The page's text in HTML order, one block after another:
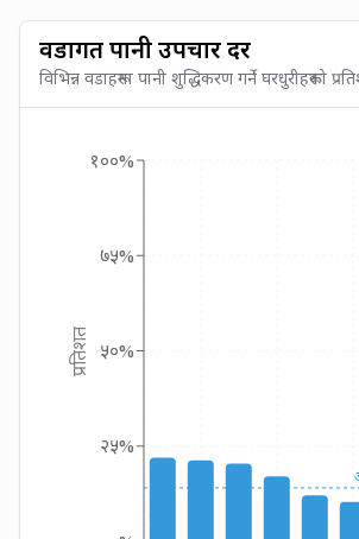
वडागत पानी उपचार दर
विभिन्न वडाहरूमा पानी शुद्धिकरण गर्ने घरधुरीहरूको
२५%
५०%
७५%
१००%
प्रतिशत